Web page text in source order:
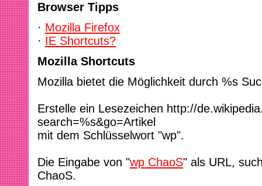
Browser Tipps
· Mozilla Firefox
· IE Shortcuts?
Mozilla Shortcuts
Mozilla bietet die Möglichkeit durch %s
Erstelle ein Lesezeichen http://
search=%s&go=Artikel
mit dem Schlüsselwort "wp".
Die Eingabe von "wp ChaoS" als URL,
ChaoS.